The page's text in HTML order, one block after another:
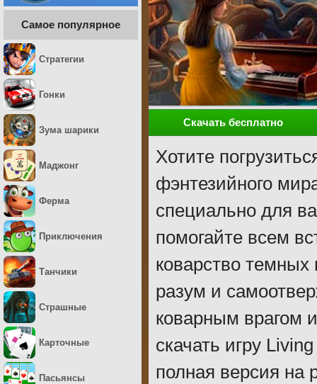
Скачать бесплатно
Хотите
фэнтезийного
специально для
помогайте всем
коварство темных
разум и
коварным врагом
скачать игру
полная версия на
Самое популярное
Стратегии
Гонки
Зума шарики
Маджонг
Ферма
Приключения
Танчики
Страшные
Карточные
Пасьянсы